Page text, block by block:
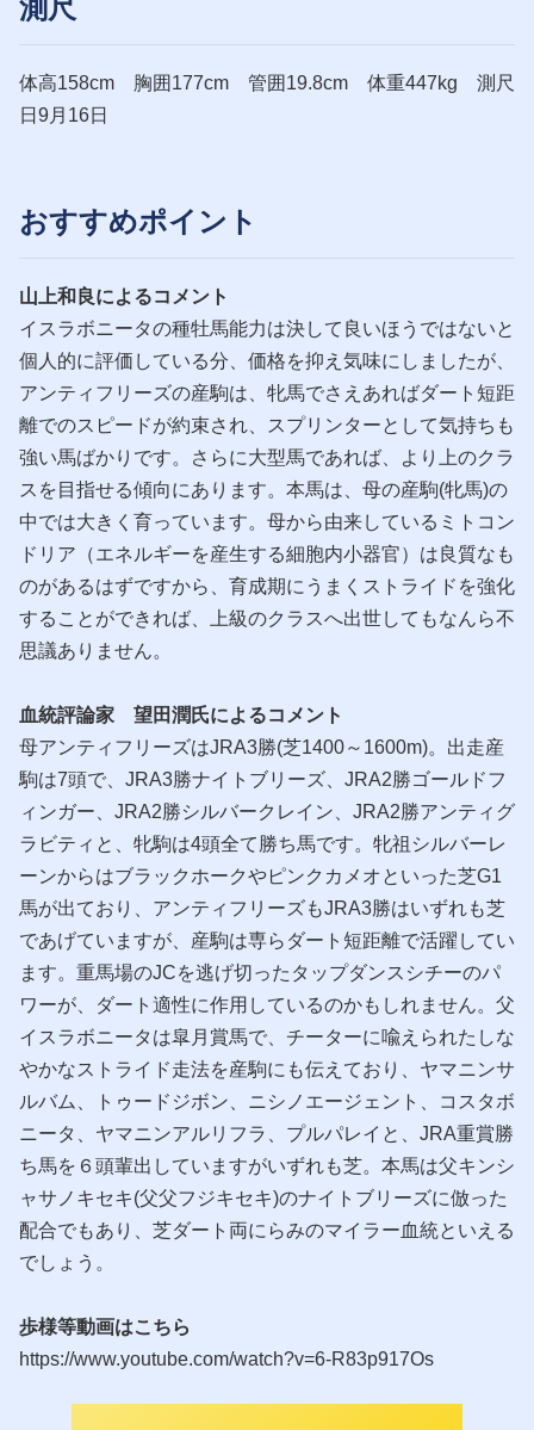
測尺
体高158cm 胸囲177cm 管囲19.8cm 体重447kg 測尺
日9月16日
おすすめポイント
山上和良によるコメント
イスラボニータの種牡馬能力は決して良いほうではないと
個人的に評価している分、価格を抑え気味にしましたが、
アンティフリーズの産駒は、牝馬でさえあればダート短距
離でのスピードが約束され、スプリンターとして気持ちも
強い馬ばかりです。さらに大型馬であれば、より上のクラ
スを目指せる傾向にあります。本馬は、母の産駒(牝馬)の
中では大きく育っています。母から由来しているミトコン
ドリア（エネルギーを産生する細胞内小器官）は良質なも
のがあるはずですから、育成期にうまくストライドを強化
することができれば、上級のクラスへ出世してもなんら不
思議ありません。
血統評論家 望田潤氏によるコメント
母アンティフリーズはJRA3勝(芝1400～1600m)。出走産
駒は7頭で、JRA3勝ナイトブリーズ、JRA2勝ゴールドフ
ィンガー、JRA2勝シルバークレイン、JRA2勝アンティグ
ラビティと、牝駒は4頭全て勝ち馬です。牝祖シルバーレ
ーンからはブラックホークやピンクカメオといった芝G1
馬が出ており、アンティフリーズもJRA3勝はいずれも芝
であげていますが、産駒は専らダート短距離で活躍してい
ます。重馬場のJCを逃げ切ったタップダンスシチーのパ
ワーが、ダート適性に作用しているのかもしれません。父
イスラボニータは皐月賞馬で、チーターに喩えられたしな
やかなストライド走法を産駒にも伝えており、ヤマニンサ
ルバム、トゥードジボン、ニシノエージェント、コスタボ
ニータ、ヤマニンアルリフラ、プルパレイと、JRA重賞勝
ち馬を６頭輩出していますがいずれも芝。本馬は父キンシ
ャサノキセキ(父父フジキセキ)のナイトブリーズに倣った
配合でもあり、芝ダート両にらみのマイラー血統といえる
でしょう。
歩様等動画はこちら
https://www.youtube.com/watch?v=6-R83p917Os